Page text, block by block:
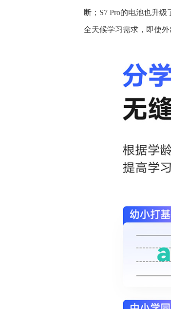
断；S7 Pro的电池也升级
全天候学习需求，即使外